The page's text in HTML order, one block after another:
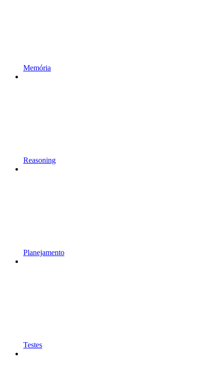
Memória
Reasoning
Planejamento
Testes